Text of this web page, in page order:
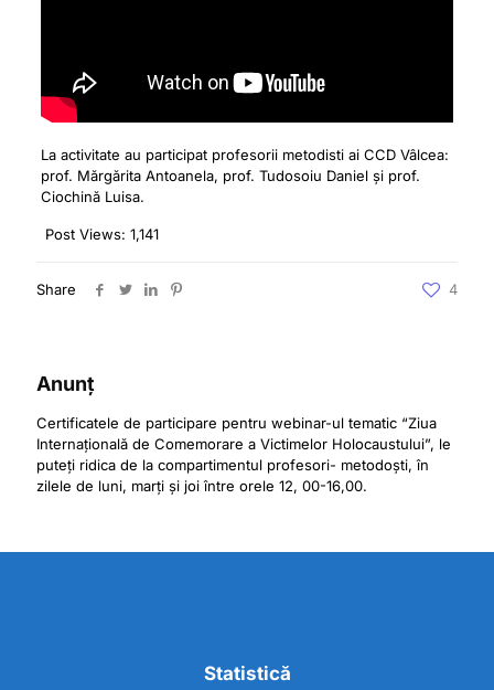
La activitate au participat profesorii metodisti ai CCD Vâlcea:
prof. Mărgărita Antoanela, prof. Tudosoiu Daniel și prof.
Ciochină Luisa.
Post Views: 1,141
Share 4
Anunț
Certificatele de participare pentru webinar-ul tematic “Ziua
Internațională de Comemorare a Victimelor Holocaustului”, le
puteți ridica de la compartimentul profesori- metodoști, în
zilele de luni, marți și joi între orele 12, 00-16,00.
Statistică